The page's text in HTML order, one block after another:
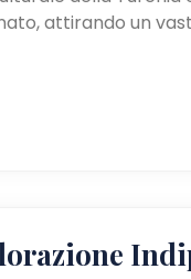
attirando un